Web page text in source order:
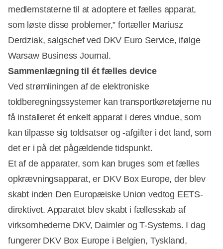
medlemstaterne til at adoptere et fælles apparat,
som løste disse problemer,” fortæller Mariusz
Derdziak, salgschef ved DKV Euro Service, ifølge
Warsaw Business Journal.
Annonce
Sammenlægning til ét fælles device
Ved strømliningen af de elektroniske
toldberegningssystemer kan transportkøretøjerne nu
få installeret ét enkelt apparat i deres vindue, som
kan tilpasse sig toldsatser og -afgifter i det land, som
det er i på det pågældende tidspunkt.
Et af de apparater, som kan bruges som et fælles
opkrævningsapparat, er DKV Box Europe, der blev
skabt inden Den Europæiske Union vedtog EETS-
direktivet. Apparatet blev skabt i fællesskab af
virksomhederne DKV, Daimler og T-Systems. I dag
fungerer DKV Box Europe i Belgien, Tyskland,